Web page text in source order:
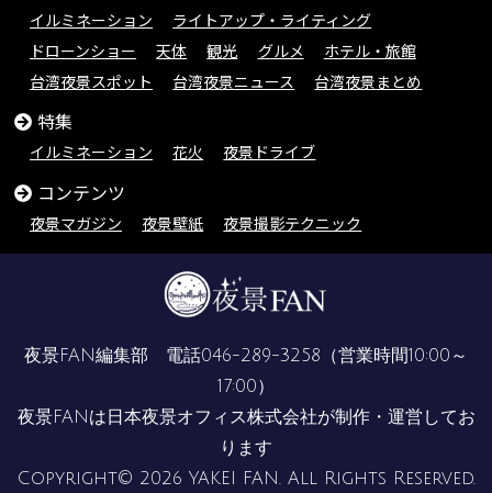
イルミネーション
ライトアップ・ライティング
ドローンショー
天体 観光 グルメ
ホテル・旅館
台湾夜景スポット
台湾夜景ニュース 台湾夜景まとめ
特集
イルミネーション 花火 夜景ドライブ
コンテンツ
夜景マガジン 夜景壁紙 夜景撮影テクニック
夜景FAN編集部 電話046-289-3258 （営業時間10:00～
17:00）
夜景FANは 日本夜景オフィス株式会社が制作・運営してお
ります
Copyright© 2026 YAKEI FAN. All Rights Reserved.